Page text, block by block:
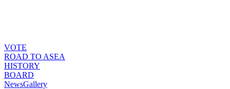
VOTE
ROAD TO ASEA
HISTORY
BOARD
NewsGallery